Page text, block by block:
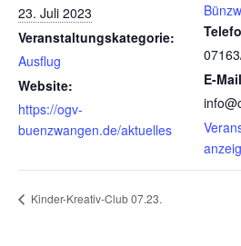
23. Juli 2023
Veranstaltungskategorie:
Ausflug
Website:
https://ogv-
buenzwangen.de/aktuelles
E-Mail
Kinder-Kreativ-Club 07.23.